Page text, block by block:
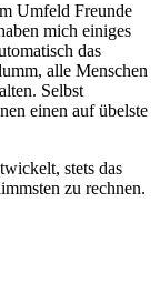
Umfeld Freunde
mich einiges
das
alle Menschen
Selbst
einen auf übelste
stets das
zu rechnen.